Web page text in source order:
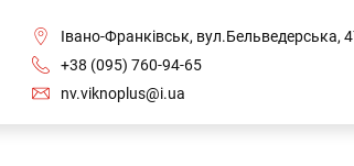
Івано-Франківськ, вул.Бельведерська,
+38 (095) 760-94-65
nv.viknoplus@i.ua